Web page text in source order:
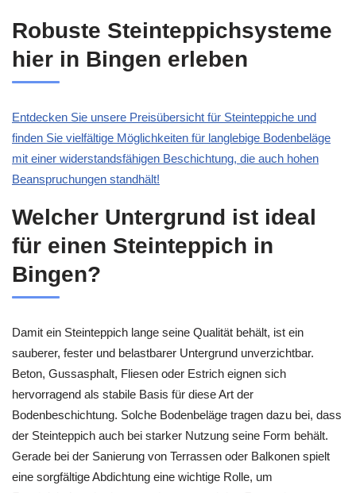
Robuste Steinteppichsysteme
hier in Bingen erleben
Entdecken Sie unsere Preisübersicht für Steinteppiche und
finden Sie vielfältige Möglichkeiten für langlebige Bodenbeläge
mit einer widerstandsfähigen Beschichtung, die auch hohen
Beanspruchungen standhält!
Welcher Untergrund ist ideal
für einen Steinteppich in
Bingen?
Damit ein Steinteppich lange seine Qualität behält, ist ein
sauberer, fester und belastbarer Untergrund unverzichtbar.
Beton, Gussasphalt, Fliesen oder Estrich eignen sich
hervorragend als stabile Basis für diese Art der
Bodenbeschichtung. Solche Bodenbeläge tragen dazu bei, dass
der Steinteppich auch bei starker Nutzung seine Form behält.
Gerade bei der Sanierung von Terrassen oder Balkonen spielt
eine sorgfältige Abdichtung eine wichtige Rolle, um